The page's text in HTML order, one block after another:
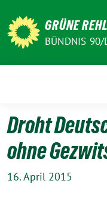
zum
Inhalt
GRÜNE
BÜNDNIS 90/
Droht
ohne
16. April 2015